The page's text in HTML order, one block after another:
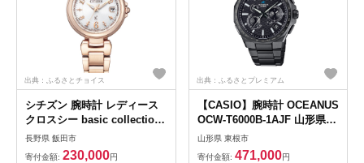
出典：ふるさとチョイス
シチズン 腕時計 レディース
クロスシー basic collection
EC1037-51A ソーラー電波時
計 | 長野県 飯田市
長野県 飯田市
寄付金額: 230,000円
出典：ふるさとプレミアム
【CASIO】腕時計 OCEANUS
OCW-T6000B-1AJF 山形県
東根市 hi011-124
山形県 東根市
寄付金額: 471,000円